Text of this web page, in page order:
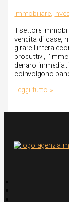
Immobiliare,
Il settore
vendita di case,
girare l’intera
produttivi,
denaro
coinvolgono
Leggi tutto »